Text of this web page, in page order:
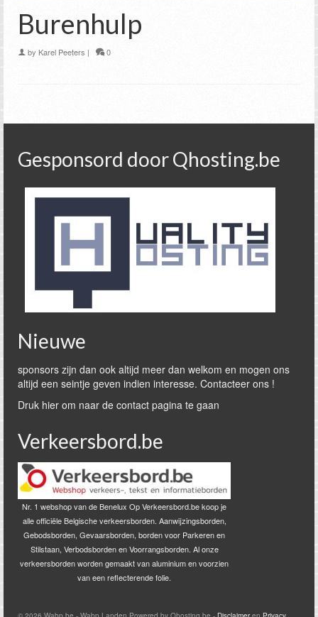
Burenhulp
by Karel Peeters | 0
Gesponsord door Qhosting.be
Nieuwe
sponsors zijn dan ook altijd meer dan welkom en mogen ons
altijd een seintje geven indien interesse. Contacteer ons !
Druk hier om naar de contact pagina te gaan
Verkeersbord.be
Nr. 1 webshop van de Benelux Op Verkeersbord.be koop je
alle officiële Belgische verkeersborden. Aanwijzingsborden,
Gebodsborden, Gevaarsborden, borden voor Parkeren en
Stilstaan, Verbodsborden en Voorrangsborden. Al onze
verkeersborden worden gemaakt van aluminium en voorzien
van een reflecterende folie.